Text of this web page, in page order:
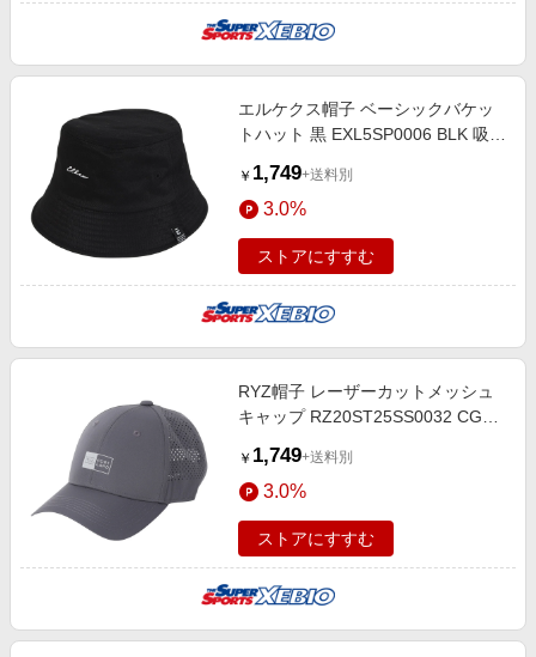
エルケクス帽子 ベーシックバケッ
トハット 黒 EXL5SP0006 BLK 吸汗
スポーツキャップ ロゴ
￥ 1,749+送料別
3.0%
ストアにすすむ
RYZ帽子 レーザーカットメッシュ
キャップ RZ20ST25SS0032 CGRY
プル カジュアル 日除け 日差し対策
￥ 1,749+送料別
3.0%
ストアにすすむ